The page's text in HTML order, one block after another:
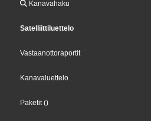
Kanavahaku
Satelliittiluettelo
Vastaanottoraportit
Kanavaluettelo
Paketit()